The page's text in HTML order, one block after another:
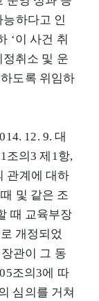
하다고 인
‘이 사건 취
취소 및 운
도록 위임하
12. 9. 대
조의3 제1항,
관계에 대하
및 같은 조
때 교육부장
개정되었
관이 그 동
조의3에 따
심의를 거쳐